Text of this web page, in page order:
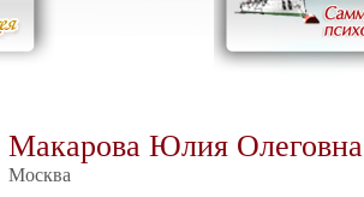
Макарова Юлия Олеговна
Москва